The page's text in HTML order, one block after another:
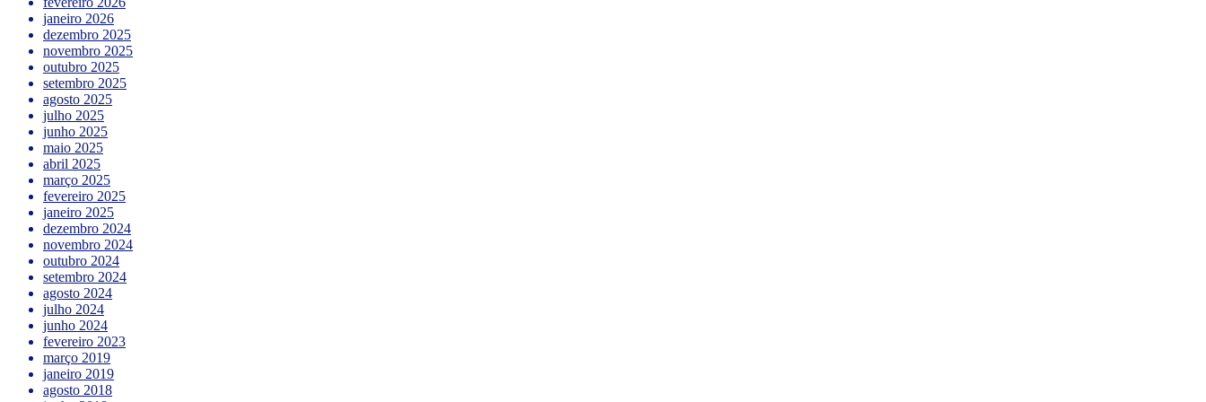
janeiro 2026
dezembro 2025
novembro 2025
outubro 2025
setembro 2025
agosto 2025
julho 2025
junho 2025
maio 2025
abril 2025
março 2025
fevereiro 2025
janeiro 2025
dezembro 2024
novembro 2024
outubro 2024
setembro 2024
agosto 2024
julho 2024
junho 2024
fevereiro 2023
março 2019
janeiro 2019
agosto 2018